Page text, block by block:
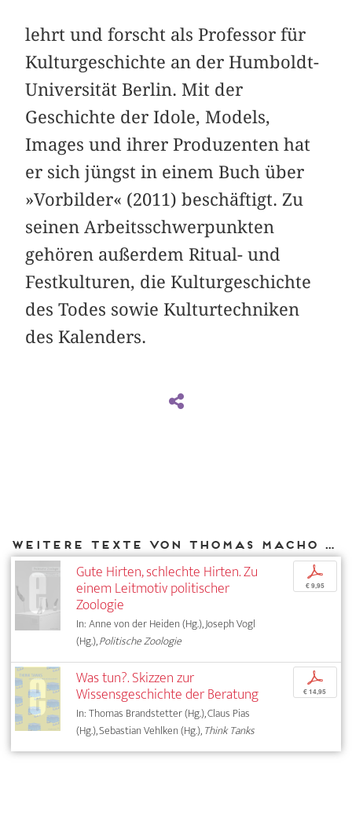
lehrt und forscht als Professor für
Kulturgeschichte an der Humboldt-
Univer­sität Berlin. Mit der
Geschichte der Idole, Models,
Images und ihrer Produzenten hat
er sich jüngst in einem Buch über
»Vorbilder« (2011) beschäftigt. Zu
seinen Arbeitsschwerpunkten
gehören außerdem Ritual- und
Festkulturen, die Kulturgeschichte
des Todes sowie Kulturtechniken
des Kalenders.
Weitere Texte von Thomas Macho bei DIAPHANES
Gute Hirten, schlechte Hirten. Zu
einem Leitmotiv politischer
Zoologie
In: Anne von der Heiden (Hg.), Joseph Vogl
(Hg.),Politische Zoologie
p
€ 9,95
Was tun?. Skizzen zur
Wissensgeschichte der Beratung
In: Thomas Brandstetter (Hg.), Claus Pias
(Hg.), Sebastian Vehlken (Hg.),Think Tanks
p
€ 14,95